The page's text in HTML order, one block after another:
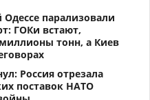
парализовали
ГОКи встают,
тонн, а Киев
Россия отрезала
поставок НАТО